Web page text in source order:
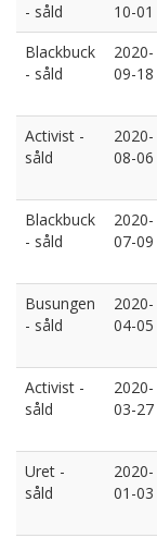
- såld
10-01
Blackbuck
- såld
2020-
09-18
Activist -
såld
2020-
08-06
Blackbuck
- såld
2020-
07-09
Busungen
- såld
2020-
04-05
Activist -
såld
2020-
03-27
Uret -
såld
2020-
01-03